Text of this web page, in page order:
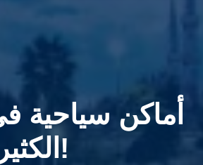
أماكن سياحية
الكثيرين تستحق الزيارة!